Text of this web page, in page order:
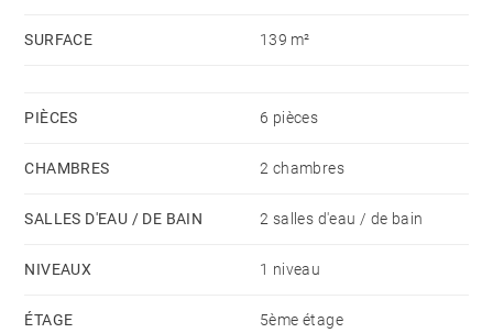
SURFACE 139 m²
PIÈCES 6 pièces
CHAMBRES 2 chambres
SALLES D'EAU / DE BAIN 2 salles d'eau / de bain
NIVEAUX 1 niveau
ÉTAGE 5ème étage